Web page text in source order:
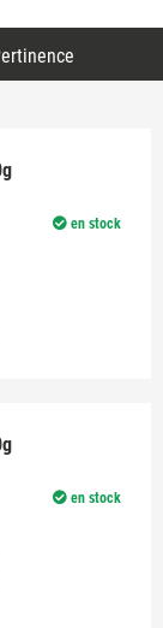
en stock
en stock